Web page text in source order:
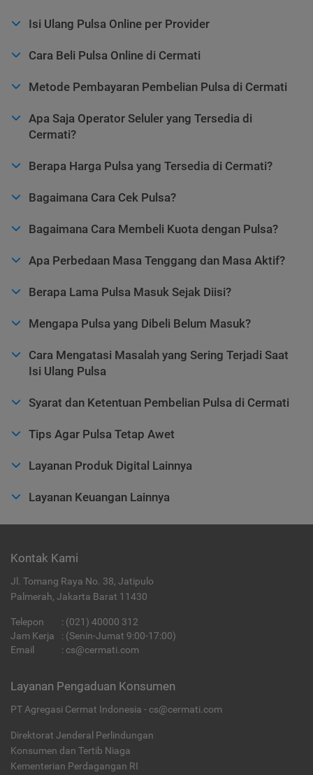
Isi Ulang Pulsa Online per Provider
Cara Beli Pulsa Online di Cermati
Metode Pembayaran Pembelian Pulsa di Cermati
Apa Saja Operator Seluler yang Tersedia di
Cermati?
Berapa Harga Pulsa yang Tersedia di Cermati?
Bagaimana Cara Cek Pulsa?
Bagaimana Cara Membeli Kuota dengan Pulsa?
Apa Perbedaan Masa Tenggang dan Masa Aktif?
Berapa Lama Pulsa Masuk Sejak Diisi?
Mengapa Pulsa yang Dibeli Belum Masuk?
Cara Mengatasi Masalah yang Sering Terjadi Saat
Isi Ulang Pulsa
Syarat dan Ketentuan Pembelian Pulsa di Cermati
Tips Agar Pulsa Tetap Awet
Layanan Produk Digital Lainnya
Layanan Keuangan Lainnya
Kontak Kami
Jl. Tomang Raya No. 38, Jatipulo
Palmerah, Jakarta Barat 11430
Telepon : (021) 40000 312
Jam Kerja
: (Senin-Jumat 9:00-17:00)
Email
: cs@cermati.com
Layanan Pengaduan Konsumen
PT Agregasi Cermat Indonesia - cs@cermati.com
Direktorat Jenderal Perlindungan
Konsumen dan Tertib Niaga
Kementerian Perdagangan RI